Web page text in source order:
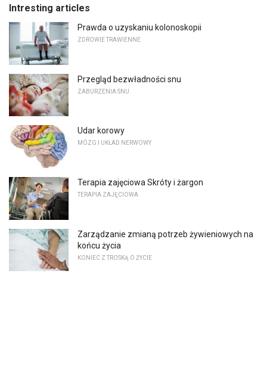
Intresting articles
Prawda o uzyskaniu kolonoskopii
ZDROWIE TRAWIENNE
Przegląd bezwładności snu
ZABURZENIA SNU
Udar korowy
MÓZG I UKŁAD NERWOWY
Terapia zajęciowa Skróty i żargon
TERAPIA ZAJĘCIOWA
Zarządzanie zmianą potrzeb żywieniowych na
końcu życia
KONIEC Z TROSKĄ O ŻYCIE